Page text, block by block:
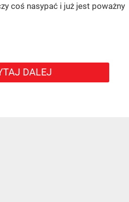
coś nasypać i już jest poważny
DALEJ